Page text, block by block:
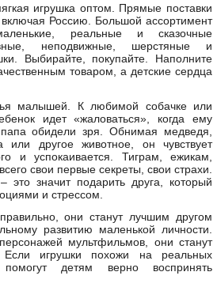
игрушка оптом. Прямые поставки
включая Россию. Большой ассортимент
реальные и сказочные
неподвижные, шерстяные и
Выбирайте, покупайте. Наполните
товаром, а детские сердца
малышей. К любимой собачке или
идет «жаловаться», когда ему
обидели зря. Обнимая медведя,
или другое животное, он чувствует
и успокаивается. Тиграм, ежикам,
свои первые секреты, свои страхи.
это значит подарить друга, который
и стрессом.
они станут лучшим другом
развитию маленькой личности.
мультфильмов, они станут
Если игрушки похожи на реальных
детям верно воспринять